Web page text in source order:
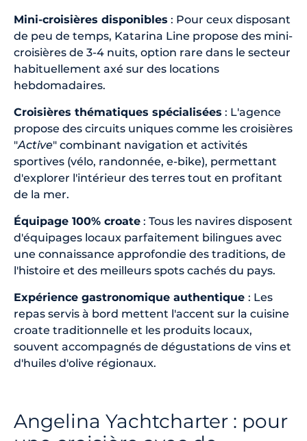
Mini-croisières disponibles : Pour ceux disposant
de peu de temps, Katarina Line propose des mini-
croisières de 3-4 nuits, option rare dans le secteur
habituellement axé sur des locations
hebdomadaires.
Croisières thématiques spécialisées : L'agence
propose des circuits uniques comme les croisières
"Active" combinant navigation et activités
sportives (vélo, randonnée, e-bike), permettant
d'explorer l'intérieur des terres tout en profitant
de la mer.
Équipage 100% croate : Tous les navires disposent
d'équipages locaux parfaitement bilingues avec
une connaissance approfondie des traditions, de
l'histoire et des meilleurs spots cachés du pays.
Expérience gastronomique authentique : Les
repas servis à bord mettent l'accent sur la cuisine
croate traditionnelle et les produits locaux,
souvent accompagnés de dégustations de vins et
d'huiles d'olive régionaux.
Angelina Yachtcharter : pour